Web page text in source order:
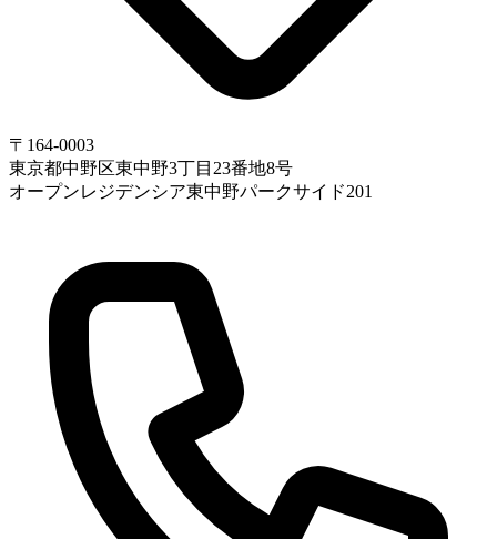
〒164-0003
東京都中野区東中野3丁目23番地8号
オープンレジデンシア東中野パークサイド201